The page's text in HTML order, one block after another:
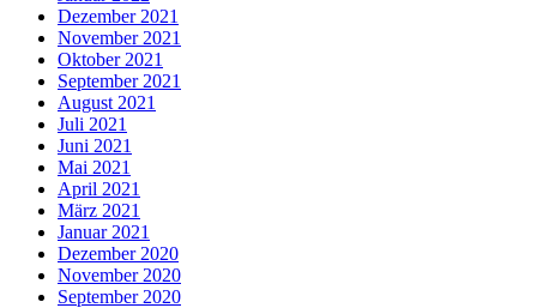
Dezember 2021
November 2021
Oktober 2021
September 2021
August 2021
Juli 2021
Juni 2021
Mai 2021
April 2021
März 2021
Januar 2021
Dezember 2020
November 2020
September 2020